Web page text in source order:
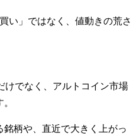
い」ではなく、値動きの荒さ
けでなく、アルトコイン市場
柄や、直近で大きく上がっ